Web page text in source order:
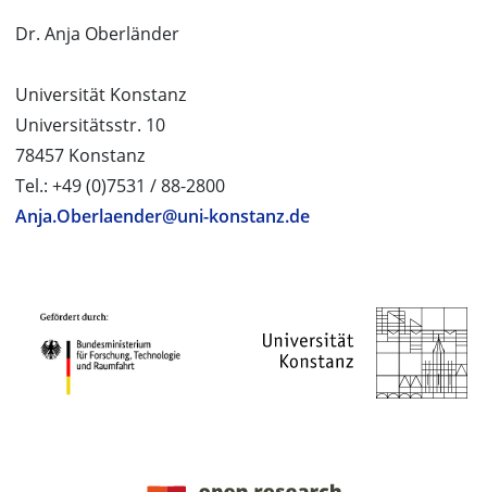
Dr. Anja Oberländer
Universität Konstanz
Universitätsstr. 10
78457 Konstanz
Tel.: +49 (0)7531 / 88-2800
Anja.Oberlaender@uni-konstanz.de